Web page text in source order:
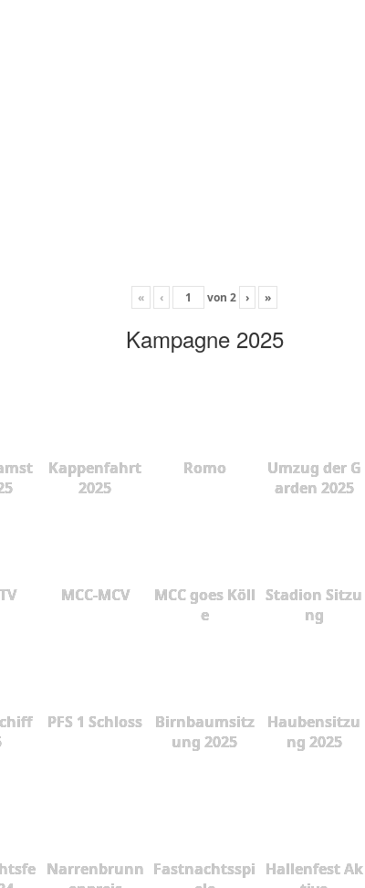
« ‹ von 2 › »
Kampagne 2025
Kappenfahrt
2025
Romo
Umzug der G
arden 2025
MCC-MCV
MCC goes Köll
e
Stadion Sitzu
ng
PFS 1 Schloss
Birnbaumsitz
ung 2025
Haubensitzu
ng 2025
Narrenbrunn Fastnachtsspi Hallenfest Ak